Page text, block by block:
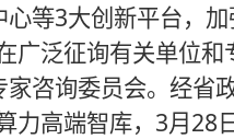
等3大创新平台，
泛征询有关单位
咨询委员会。经省
力高端智库，3月